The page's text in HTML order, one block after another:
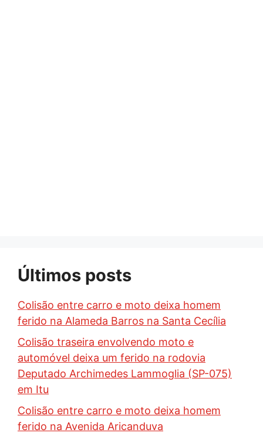
Últimos posts
Colisão entre carro e moto deixa homem
ferido na Alameda Barros na Santa Cecília
Colisão traseira envolvendo moto e
automóvel deixa um ferido na rodovia
Deputado Archimedes Lammoglia (SP-075)
em Itu
Colisão entre carro e moto deixa homem
ferido na Avenida Aricanduva